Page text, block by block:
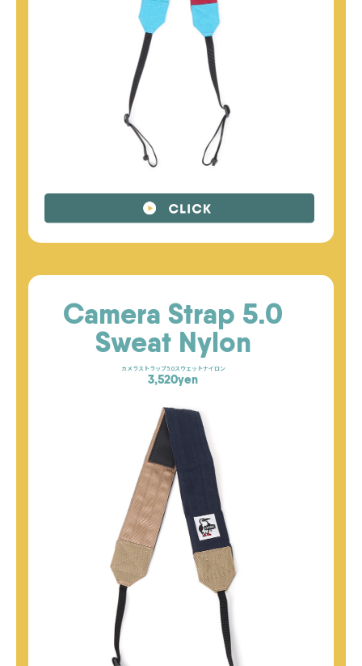
Camera Strap 5.0
Sweat Nylon
カメラストラップ5.0スウェットナイロン
3,520yen